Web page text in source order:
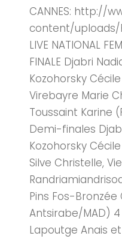
CANNES: http://
content/uploads/
LIVE NATIONAL
FINALE Djabri
Kozohorsky
Virebayre Marie
Toussaint Karine
Demi-finales
Kozohorsky
Silve Christelle,
Pins Fos-Bronzée
Antsirabe/MAD)
Lapoutge Anais